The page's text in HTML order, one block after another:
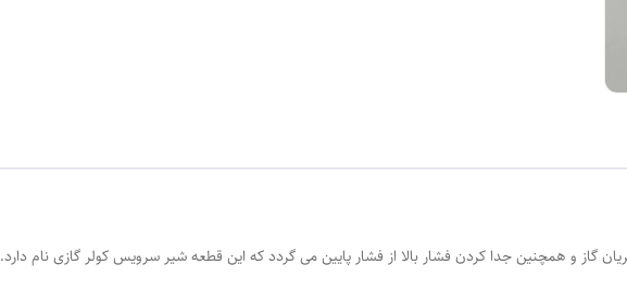
گاز و همچنین جدا کردن فشار بالا از فشار پایین می گردد که این قطعه شیر سرویس کولر گازی نام دارد.